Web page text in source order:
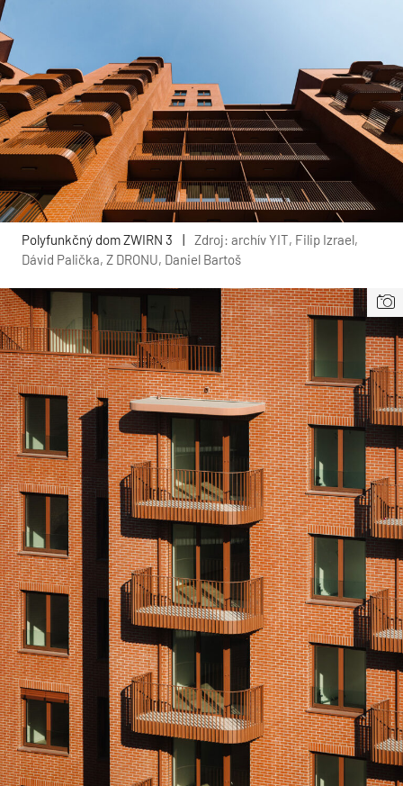
Polyfunkčný dom ZWIRN 3
Zdroj: archív YIT, Filip Izrael,
Dávid Palička, Z DRONU, Daniel Bartoš